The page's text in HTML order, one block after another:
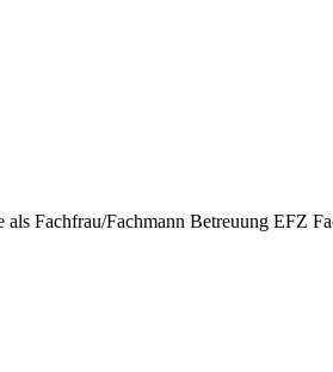
Fachfrau/Fachmann Betreuung EFZ